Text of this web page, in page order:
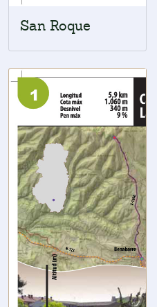
San Roque